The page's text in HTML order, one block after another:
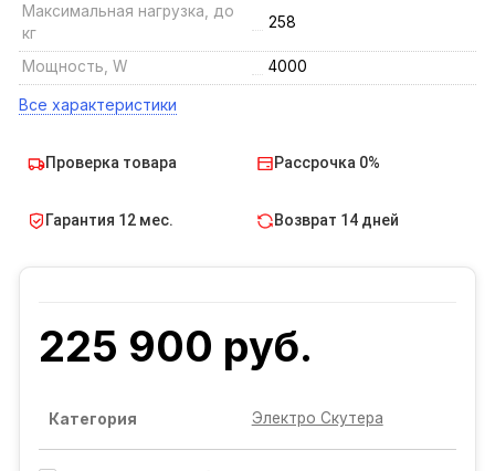
Максимальная нагрузка, до
кг
258
Мощность, W 4000
Все характеристики
Проверка товара Рассрочка 0%
Гарантия 12 мес. Возврат 14 дней
225 900 руб.
Категория Электро Скутера